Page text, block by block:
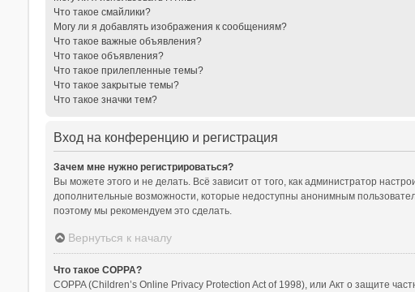
Что такое смайлики?
Могу ли я добавлять изображения к сообщениям?
Что такое важные объявления?
Что такое объявления?
Что такое прилепленные темы?
Что такое закрытые темы?
Что такое значки тем?
Вход на конференцию и регистрация
Зачем мне нужно регистрироваться?
Вы можете этого и не делать. Всё зависит от того, как администратор
дополнительные возможности, которые недоступны анонимным
поэтому мы рекомендуем это сделать.
Вернуться к началу
Что такое COPPA?
COPPA (Children’s Online Privacy Protection Act of 1998), или Акт о защите